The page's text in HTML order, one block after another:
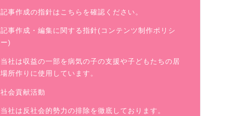
記事作成の指針はこちらを確認ください。
記事作成・編集に関する指針(コンテンツ制作ポリシ
ー)
当社は収益の一部を病気の子の支援や子どもたちの居
場所作りに使用しています。
社会貢献活動
当社は反社会的勢力の排除を徹底しております。